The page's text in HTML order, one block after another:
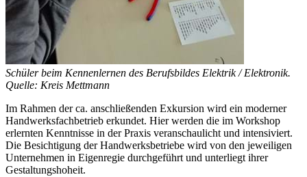
Schüler beim Kennenlernen des Berufsbildes Elektrik / Elektronik.
Quelle: Kreis Mettmann
Im Rahmen der ca. anschließenden Exkursion wird ein moderner
Handwerksfachbetrieb erkundet. Hier werden die im Workshop
erlernten Kenntnisse in der Praxis veranschaulicht und intensiviert.
Die Besichtigung der Handwerksbetriebe wird von den jeweiligen
Unternehmen in Eigenregie durchgeführt und unterliegt ihrer
Gestaltungshoheit.